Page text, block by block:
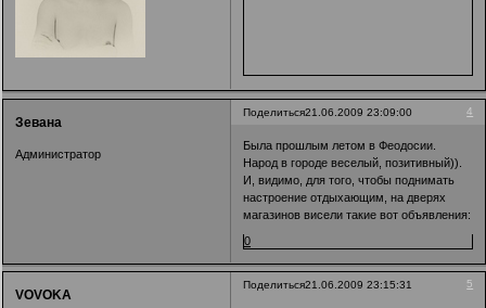
Поделиться 4
21.06.2009 23:09:00
Зевана
Администратор
Была прошлым летом в Феодосии.
Народ в городе веселый, позитивный)).
И, видимо, для того, чтобы поднимать
настроение отдыхающим, на дверях
магазинов висели такие вот объявления:
0
Поделиться 5
21.06.2009 23:15:31
VOVOKA